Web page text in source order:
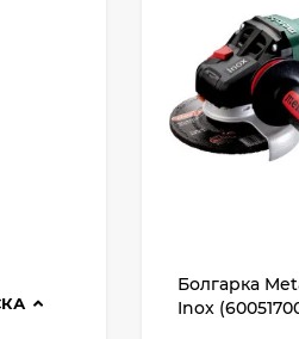
Болгарка
Inox